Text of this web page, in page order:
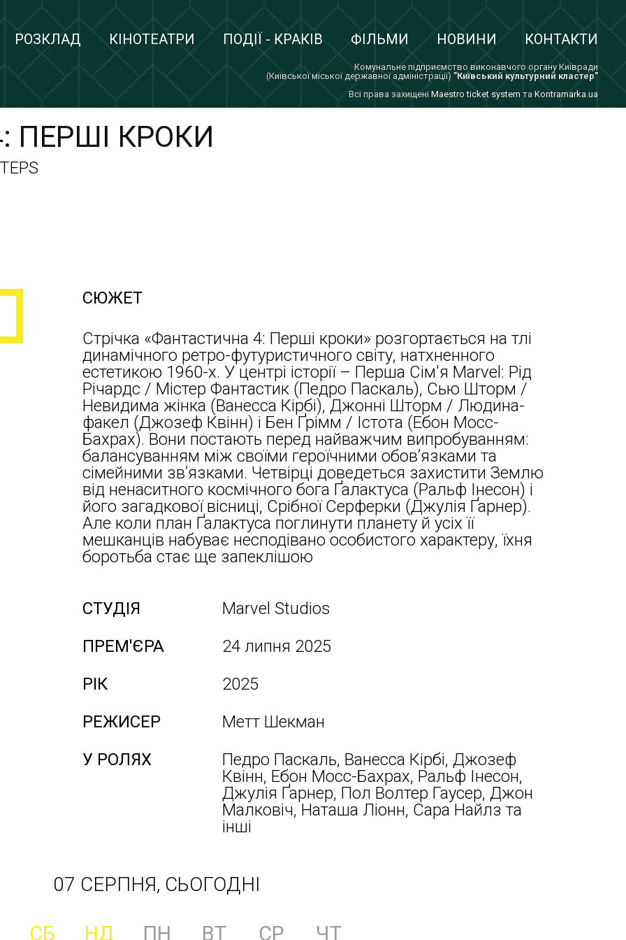
РОЗКЛАД КІНОТЕАТРИ ПОДІЇ - КРАКІВ ФІЛЬМИ НОВИНИ КОНТАКТИ
Комунальне підприємство виконавчого органу Київради
(Київської міської державної адміністрації) "Київський культурний кластер"
Всi права захищенi Maestro ticket system та Kontramarka.ua
ПЕРШІ КРОКИ
СЮЖЕТ
Стрічка «Фантастична 4: Перші кроки» розгортається на тлі
динамічного ретро-футуристичного світу, натхненного
естетикою 1960-х. У центрі історії – Перша Сім'я Marvel: Рід
Річардс / Містер Фантастик (Педро Паскаль), Сью Шторм /
Невидима жінка (Ванесса Кірбі), Джонні Шторм / Людина-
факел (Джозеф Квінн) і Бен Ґрімм / Істота (Ебон Мосс-
Бахрах). Вони постають перед найважчим випробуванням:
балансуванням між своїми героїчними обов’язками та
сімейними зв’язками. Четвірці доведеться захистити Землю
від ненаситного космічного бога Ґалактуса (Ральф Інесон) і
його загадкової вісниці, Срібної Серферки (Джулія Ґарнер).
Але коли план Ґалактуса поглинути планету й усіх її
мешканців набуває несподівано особистого характеру, їхня
боротьба стає ще запеклішою
СТУДІЯ
Marvel Studios
ПРЕМ'ЄРА
24 липня 2025
РІК
2025
РЕЖИСЕР
Метт Шекман
У РОЛЯХ
Педро Паскаль, Ванесса Кірбі, Джозеф
Квінн, Ебон Мосс-Бахрах, Ральф Інесон,
Джулія Ґарнер, Пол Волтер Гаусер, Джон
Малковіч, Наташа Ліонн, Сара Найлз та
інші
07 СЕРПНЯ, СЬОГОДНІ
СБ НД ПН ВТ СР ЧТ